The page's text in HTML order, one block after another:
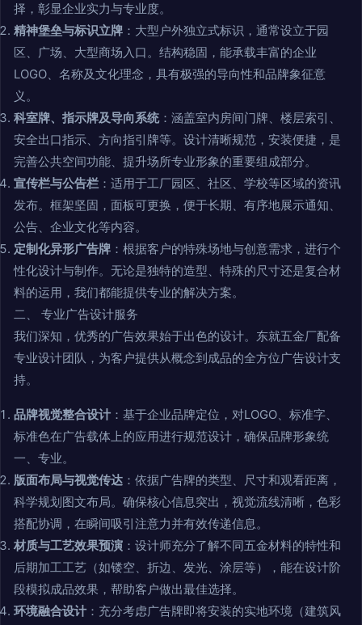
择，彰显企业实力与专业度。
精神堡垒与标识立牌 ：大型户外独立式标识，通常设立于园
区、广场、大型商场入口。结构稳固，能承载丰富的企业
LOGO、名称及文化理念，具有极强的导向性和品牌象征意
义。
科室牌、指示牌及导向系统：涵盖室内房间门牌、楼层索引、
安全出口指示、方向指引牌等。设计清晰规范，安装便捷，是
完善公共空间功能、提升场所专业形象的重要组成部分。
宣传栏与公告栏 ：适用于工厂园区、社区、学校等区域的资讯
发布。框架坚固，面板可更换，便于长期、有序地展示通知、
公告、企业文化等内容。
定制化异形广告牌 ：根据客户的特殊场地与创意需求，进行个
性化设计与制作。无论是独特的造型、特殊的尺寸还是复合材
料的运用，我们都能提供专业的解决方案。
二、 专业广告设计服务
我们深知，优秀的广告效果始于出色的设计。东就五金厂配备
专业设计团队，为客户提供从概念到成品的全方位广告设计支
持。
品牌视觉整合设计 ：基于企业品牌定位，对LOGO、标准字、
标准色在广告载体上的应用进行规范设计，确保品牌形象统
一、专业。
版面布局与视觉传达 ：依据广告牌的类型、尺寸和观看距离，
科学规划图文布局。确保核心信息突出，视觉流线清晰，色彩
搭配协调，在瞬间吸引注意力并有效传递信息。
材质与工艺效果预演 ：设计师充分了解不同五金材料的特性和
后期加工工艺（如镂空、折边、发光、涂层等），能在设计阶
段模拟成品效果，帮助客户做出最佳选择。
环境融合设计 ：充分考虑广告牌即将安装的实地环境（建筑风